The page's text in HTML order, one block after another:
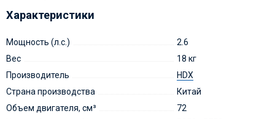
Характеристики
Мощность (л.с.)
2.6
Вес
18 кг
Производитель
HDX
Страна производства
Китай
Объем двигателя, см³
72